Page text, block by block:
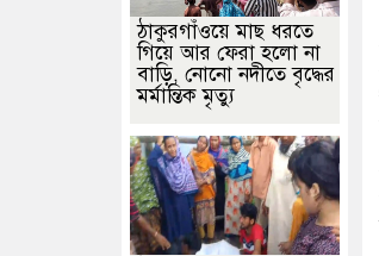
ঠাকুরগাঁওয়ে মাছ ধরতে
গিয়ে আর ফেরা হলো না
বাড়ি, নোনো নদীতে বৃদ্ধের
মর্মান্তিক মৃত্যু